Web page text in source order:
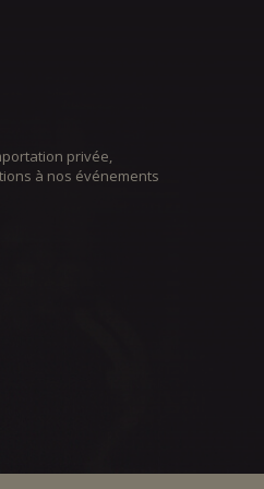
privée,
à nos événements